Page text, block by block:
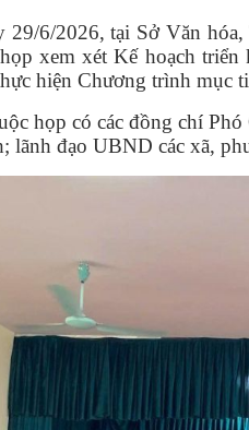
29/6/2026, tại Sở Văn
xem xét Kế hoạch triển
hiện Chương trình mục
họp có các đồng chí
lãnh đạo UBND các xã,